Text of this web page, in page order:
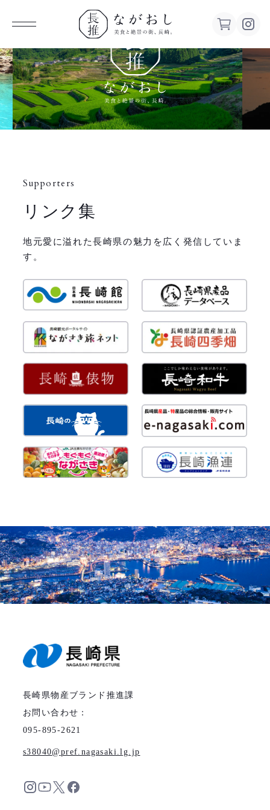
ながお
し 美食
と絶景の
Supporters
リンク集
地元愛に溢れた長崎県の魅力を広く発信していま
す。
長崎県物産ブランド推進課
お問い合わせ：
095-895-2621
s38040 pref.nagasaki.lg.jp